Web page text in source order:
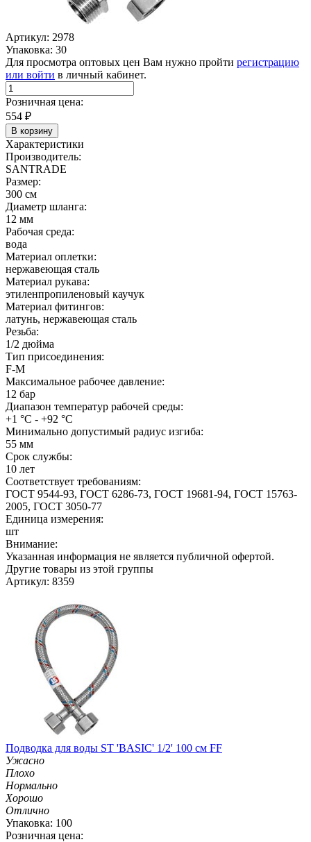
Артикул: 2978
Упаковка: 30
Для просмотра оптовых цен Вам нужно пройти регистрацию
или войти в личный кабинет.
Розничная цена:
554 ₽
В корзину
Характеристики
Производитель:
SANTRADE
Размер:
300 см
Диаметр шланга:
12 мм
Рабочая среда:
вода
Материал оплетки:
нержавеющая сталь
Материал рукава:
этиленпропиленовый каучук
Материал фитингов:
латунь, нержавеющая сталь
Резьба:
1/2 дюйма
Тип присоединения:
F-M
Максимальное рабочее давление:
12 бар
Диапазон температур рабочей среды:
+1 °С - +92 °С
Минимально допустимый радиус изгиба:
55 мм
Срок службы:
10 лет
Соответствует требованиям:
ГОСТ 9544-93, ГОСТ 6286-73, ГОСТ 19681-94, ГОСТ 15763-
2005, ГОСТ 3050-77
Единица измерения:
шт
Внимание:
Указанная информация не является публичной офертой.
Другие товары из этой группы
Артикул: 8359
Подводка для воды ST 'BASIC' 1/2' 100 см FF
Ужасно
Плохо
Нормально
Хорошо
Отлично
Упаковка: 100
Розничная цена: